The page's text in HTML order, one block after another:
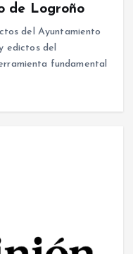
de Logroño
del Ayuntamiento
edictos del
fundamental